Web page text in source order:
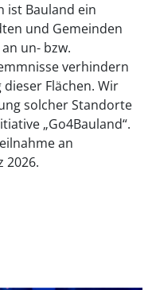
ist Bauland ein
und Gemeinden
un- bzw.
verhindern
Flächen. Wir
solcher Standorte
„Go4Bauland“.
an
2026.